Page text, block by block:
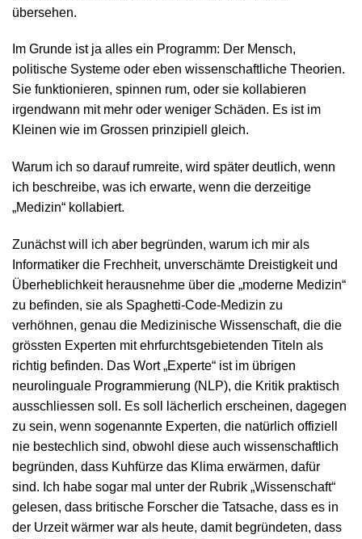
übersehen.
Im Grunde ist ja alles ein Programm: Der Mensch,
politische Systeme oder eben wissenschaftliche Theorien.
Sie funktionieren, spinnen rum, oder sie kollabieren
irgendwann mit mehr oder weniger Schäden. Es ist im
Kleinen wie im Grossen prinzipiell gleich.
Warum ich so darauf rumreite, wird später deutlich, wenn
ich beschreibe, was ich erwarte, wenn die derzeitige
„Medizin“ kollabiert.
Zunächst will ich aber begründen, warum ich mir als
Informatiker die Frechheit, unverschämte Dreistigkeit und
Überheblichkeit herausnehme über die „moderne Medizin“
zu befinden, sie als Spaghetti-Code-Medizin zu
verhöhnen, genau die Medizinische Wissenschaft, die die
grössten Experten mit ehrfurchtsgebietenden Titeln als
richtig befinden. Das Wort „Experte“ ist im übrigen
neurolinguale Programmierung (NLP), die Kritik praktisch
ausschliessen soll. Es soll lächerlich erscheinen, dagegen
zu sein, wenn sogenannte Experten, die natürlich offiziell
nie bestechlich sind, obwohl diese auch wissenschaftlich
begründen, dass Kuhfürze das Klima erwärmen, dafür
sind. Ich habe sogar mal unter der Rubrik „Wissenschaft“
gelesen, dass britische Forscher die Tatsache, dass es in
der Urzeit wärmer war als heute, damit begründeten, dass